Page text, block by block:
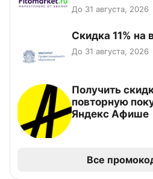
До 31 августа, 2026
Скидка 11% на
До 31 августа, 2026
Получить
повторную
Яндекс Афише
Все